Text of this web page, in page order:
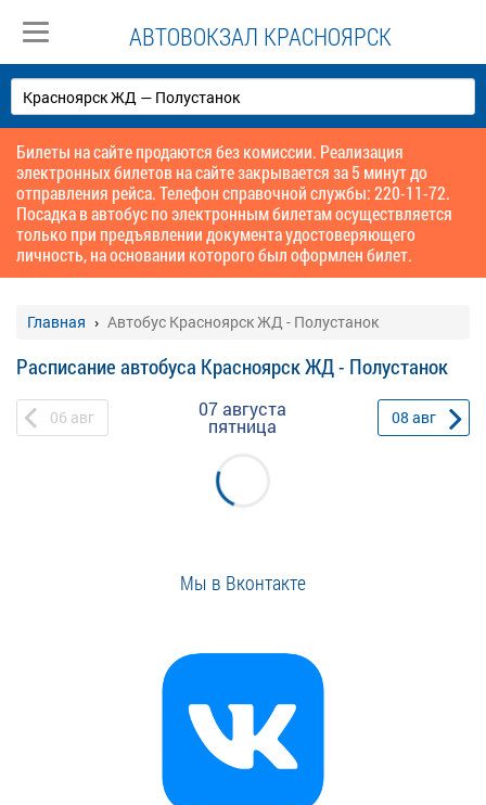
АВТОВОКЗАЛ КРАСНОЯРСК
Билеты на сайте продаются без комиссии. Реализация
электронных билетов на сайте закрывается за 5 минут до
отправления рейса. Телефон справочной службы: 220-11-72.
Посадка в автобус по электронным билетам осуществляется
только при предъявлении документа удостоверяющего
личность, на основании которого был оформлен билет.
Главная Автобус Красноярск ЖД - Полустанок
Расписание автобуса Красноярск ЖД - Полустанок
06 авг 07 августа
пятница 08 авг
Мы в Вконтакте